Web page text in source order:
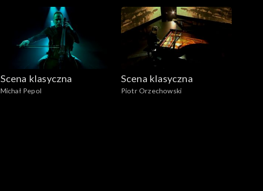
Scena klasyczna
Michał Pepol
Scena klasyczna
Piotr Orzechowski